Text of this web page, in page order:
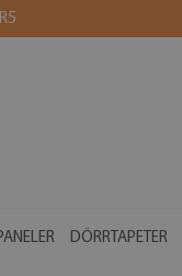
DÖRRTAPETER